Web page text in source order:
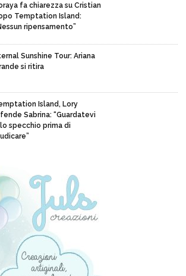
fa chiarezza su Cristian
Temptation Island:
ripensamento”
Sunshine Tour: Ariana
si ritira
Island, Lory
Sabrina: “Guardatevi
specchio prima di